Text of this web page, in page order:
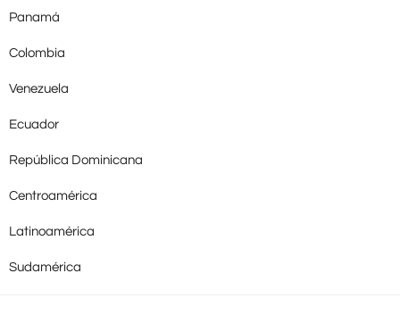
Panamá
Colombia
Venezuela
Ecuador
República Dominicana
Centroamérica
Latinoamérica
Sudamérica